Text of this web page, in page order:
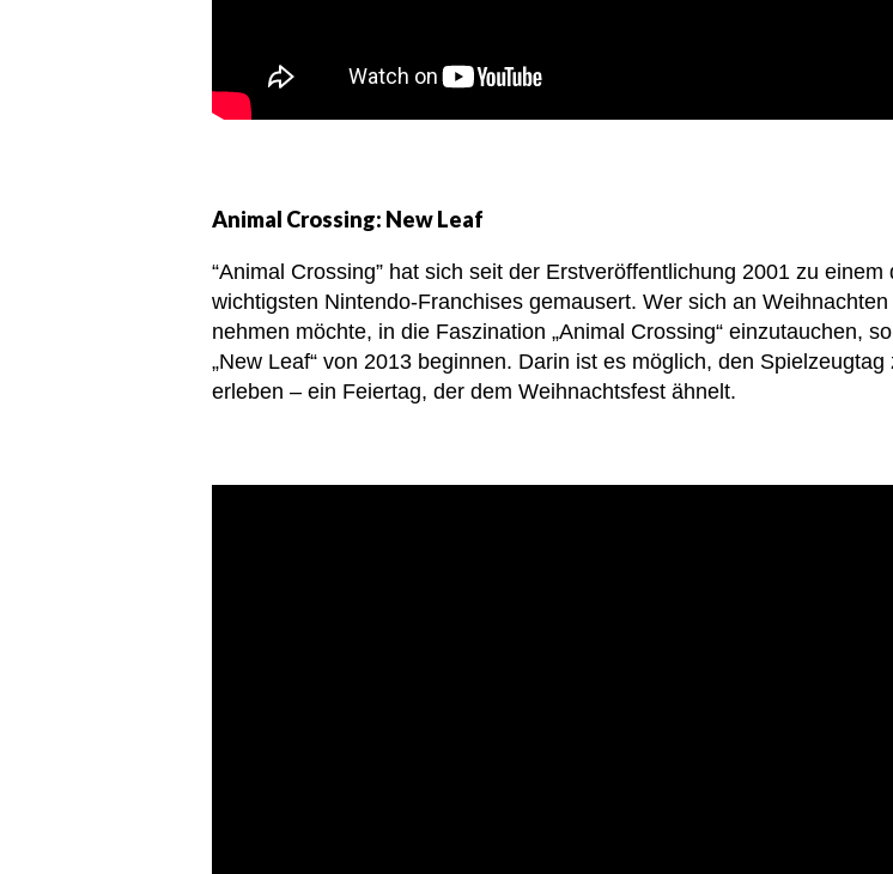
Animal Crossing: New Leaf
“Animal Crossing” hat sich seit der Erstveröffentlichung 2001 zu einem
wichtigsten Nintendo-Franchises gemausert. Wer sich an
nehmen möchte, in die Faszination „Animal Crossing“ einzutauchen,
„New Leaf“ von 2013 beginnen. Darin ist es möglich, den Spielzeugtag
erleben – ein Feiertag, der dem Weihnachtsfest ähnelt.